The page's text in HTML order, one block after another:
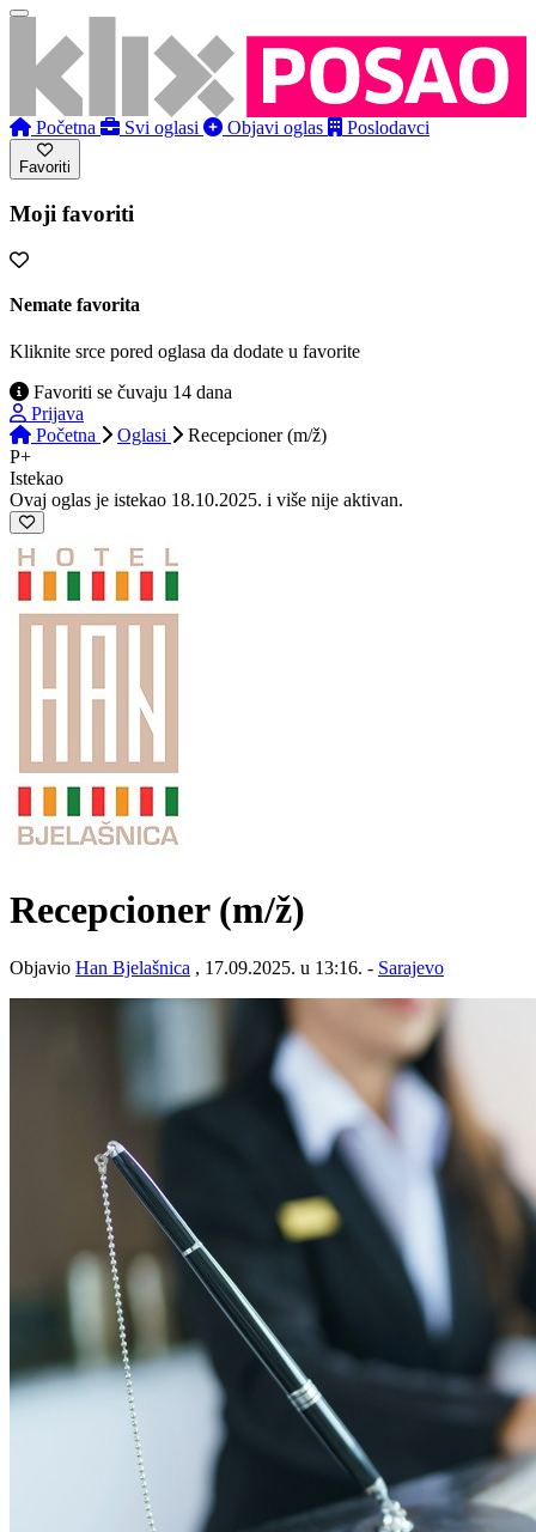
Početna Svi oglasi Objavi oglas Poslodavci
Favoriti
Moji favoriti
Nemate favorita
Kliknite srce pored oglasa da dodate u favorite
Favoriti se čuvaju 14 dana
Prijava
Početna
Oglasi
Recepcioner (m/ž)
P+
Istekao
Ovaj oglas je istekao 18.10.2025. i više nije aktivan.
Recepcioner (m/ž)
Objavio Han Bjelašnica , 17.09.2025. u 13:16. - Sarajevo